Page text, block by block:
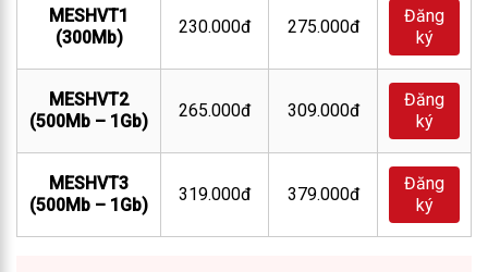
MESHVT1
(300Mb)
230.000đ 275.000đ
Đăng
ký
MESHVT2
(500Mb – 1Gb)
265.000đ 309.000đ
Đăng
ký
MESHVT3
(500Mb – 1Gb)
319.000đ 379.000đ
Đăng
ký